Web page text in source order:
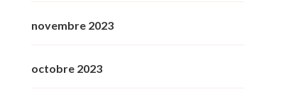
novembre 2023
octobre 2023